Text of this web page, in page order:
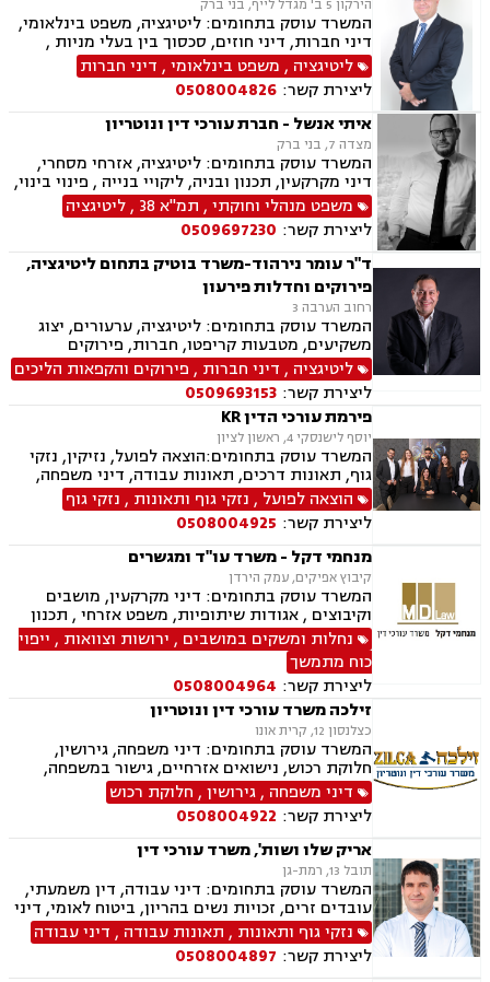
הירקון 5 ב' מגדל לייף, בני ברק
המשרד עוסק בתחומים: ליטיגציה, משפט בינלאומי,
דיני חברות, דיני חוזים, סכסוך בין בעלי מניות ,
אזרחי מסחרי
ליטיגציה , משפט בינלאומי, דיני חברות
ליצירת קשר: 0508004826
איתי אנשל - חברת עורכי דין ונוטריון
מצדה 7, בני ברק
המשרד עוסק בתחומים: ליטיגציה, אזרחי מסחרי,
דיני מקרקעין, תכנון ובניה, ליקויי בנייה , פינוי בינוי,
קבוצות רכישה, עסקאות מכר דירה, פינוי מושכר,
מגרשים לבניה ,נחלות ומשקים במושבים, רשות
מקרקעי ישראל, צווי הריסה, מיסוי נדל"ן, היטל
פיתוח, היטל השבחה, דיני חוזים, תביעות ייצוגיות,
ירושות וצוואות, נוטריון, דיני מכרזים והתקשרויות,
חוקתי ומנהלי, רישוי עסקים, דיני חברות, סכסוך בין
בעלי מניות, ליווי עסקי, הגבלים עסקיים, בנקים,
ערבויות ושטרות, קניין רוחני, זכויות יוצרים, דיני
בנקאות, חברות אשראי סליקה
משפט מנהלי וחוקתי, תמ"א 38 ,ליטיגציה
ליצירת קשר: 0509697230
ד"ר עומר נירהוד-משרד בוטיק בתחום ליטיגציה,
פירוקים וחדלות פירעון
רחוב הערבה 3
המשרד עוסק בתחומים: ליטיגציה, ערעורים, יצוג
משקיעים, מטבעות קריפטו, חברות, פירוקים
ליטיגציה , דיני חברות , פירוקים והקפאות הליכים
ליצירת קשר: 0509693153
פירמת עורכי הדין KR
יוסף לישנסקי 4, ראשון לציון
המשרד עוסק בתחומים:הוצאה לפועל, נזיקין, נזקי
גוף, תאונות דרכים, תאונות עבודה, דיני משפחה,
גירושין, ירושות וצוואות, הסכמי ממון, דין משמעתי,
מקרקעין ונדל"ן, עסקאות מכר דירה, גישור עסקי,
דיני חוזים, אובדן כושר עבודה, ביטוח לאומי, דיני
חברות, דיני עמותות.
הוצאה לפועל , נזקי גוף ותאונות , נזקי גוף
ליצירת קשר: 0508004925
מנחמי דקל - משרד עו"ד ומגשרים
קיבוץ אפיקים, עמק הירדן
המשרד עוסק בתחומים: דיני מקרקעין, מושבים
וקיבוצים , אגודות שיתופיות, משפט אזרחי , תכנון
ובניה, ירושות וצוואות, ייפוי כוח מתמשך, מסחר
בינלאומי, בתים משותפים, דיני עבודה, דיני חברות,
חדלות פרעון, ליווי עסקי, נזיקין, נזקי גוף, חקלאי-
עסקי, מגשרים.
נחלות ומשקים במושבים , ירושות וצוואות , ייפוי
כוח מתמשך
ליצירת קשר: 0508004964
זילכה משרד עורכי דין ונוטריון
כצלנסון 12, קרית אונו
המשרד עוסק בתחומים: דיני משפחה, גירושין,
חלוקת רכוש, נישואים אזרחיים, גישור במשפחה,
ירושות וצוואות, הסכמי ממון, אפוטרופסות,
משמורת, מזונות, ייפוי כוח מתמשך, דיני עבודה,
דיני מקרקעין, תמ"א 38, מגרשים לבניה , הפקעת
קרקעות, פינוי בינוי, תכנון ובניה, עסקאות מכר דירה,
ליקויי בנייה, מיסוי נדל"ן, נדל"ן, נזיקין, לשון הרע,
תאונות דרכים, תאונות עבודה, דיני חברות, ליווי
עסקי, ליווי מיזמי סטארטאפ, קניין רוחני, רשלנות
רפואית, רשלנות רפואית - רפואת שיניים, משרד
הביטחון, נכי צה"ל, משפט צבאי
דיני משפחה ,גירושין, חלוקת רכוש
ליצירת קשר: 0508004922
אריק שלו ושות', משרד עורכי דין
תובל 13, רמת-גן
המשרד עוסק בתחומים: דיני עבודה, דין משמעתי,
עובדים זרים, זכויות נשים בהריון, ביטוח לאומי, דיני
ביטוח, ביטוח סיעודי , דיני פנסיה, צווי מניעה, אזרחי
מסחרי, קניין רוחני, זכויות יוצרים, דיני תאגידים,
פירוקים והקפאות הליכים, פשיטת רגל, ליווי עסקי,
נזקי גוף ותאונות , תאונות עבודה , דיני עבודה
ליצירת קשר: 0508004897